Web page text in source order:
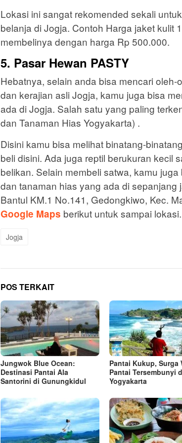
Lokasi ini sangat rekomended sekali
belanja di Jogja. Contoh Harga jaket kulit
membelinya dengan harga Rp 500.000.
5. Pasar Hewan PASTY
Hebatnya, selain anda bisa mencari
dan kerajian asli Jogja, kamu juga bisa
ada di Jogja. Salah satu yang paling
dan Tanaman Hias Yogyakarta) .
Disini kamu bisa melihat binatang-
beli disini. Ada juga reptil berukuran kecil
belikan. Selain membeli satwa, kamu
dan tanaman hias yang ada di sepanjang
Bantul KM.1 No.141, Gedongkiwo, Kec.
Google Maps berikut untuk sampai lokasi.
Jogja
POS TERKAIT
Jungwok Blue Ocean:
Destinasi Pantai Ala
Santorini di Gunungkidul
Pantai Kukup, Surga
Pantai Tersembunyi
Yogyakarta